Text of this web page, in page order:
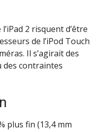
2 risquent d’être
de l’iPod Touch
Il s’agirait des
des contraintes
plus fin (13,4 mm